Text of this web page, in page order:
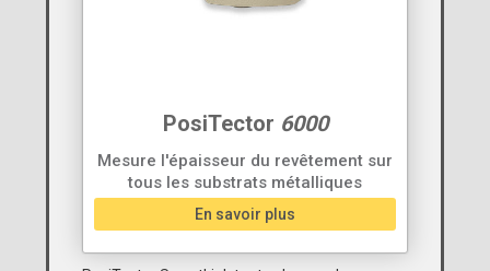
PosiTector 6000
Mesure l'épaisseur du revêtement sur
tous les substrats métalliques
En savoir plus